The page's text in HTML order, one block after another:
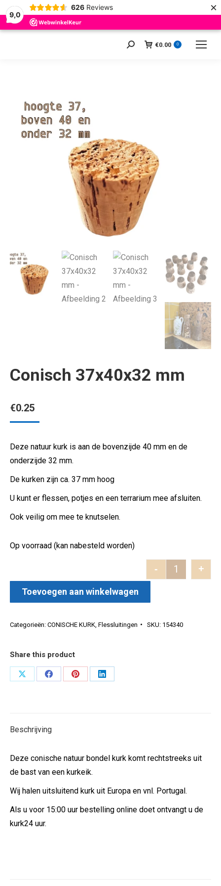
9,0
626 Reviews ×
Zoeken: €0.00 0
Conisch 37x40x32 mm
€0.25
Deze natuur kurk is aan de bovenzijde 40 mm en de
onderzijde 32 mm.
De kurken zijn ca. 37 mm hoog
U kunt er flessen, potjes en een terrarium mee afsluiten.
Ook veilig om mee te knutselen.
Op voorraad (kan nabesteld worden)
- +
Toevoegen aan winkelwagen
Categorieën: CONISCHE KURK Flessluitingen SKU: 154340
Share this product
Deel
Deel
Deel
Deel
Beschrijving
Deze conische natuur bondel kurk komt rechtstreeks uit
de bast van een kurkeik.
Wij halen uitsluitend kurk uit Europa en vnl. Portugal.
Als u voor 15:00 uur bestelling online doet ontvangt u de
kurk24 uur.